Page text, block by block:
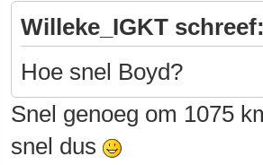
Willeke_IGKT
Hoe snel Boyd?
Snel genoeg om 1075
snel dus